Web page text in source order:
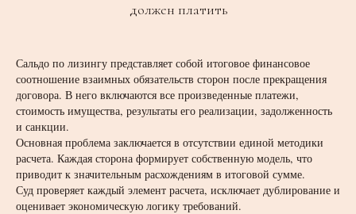
должен платить
Сальдо по лизингу представляет собой итоговое финансовое
соотношение взаимных обязательств сторон после прекращения
договора. В него включаются все произведенные платежи,
стоимость имущества, результаты его реализации, задолженность
и санкции.
Основная проблема заключается в отсутствии единой методики
расчета. Каждая сторона формирует собственную модель, что
приводит к значительным расхождениям в итоговой сумме.
Суд проверяет каждый элемент расчета, исключает дублирование и
оценивает экономическую логику требований.